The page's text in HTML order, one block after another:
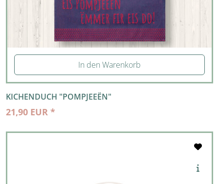
In den Warenkorb
KICHENDUCH "POMPJEEËN"
21,90 EUR *